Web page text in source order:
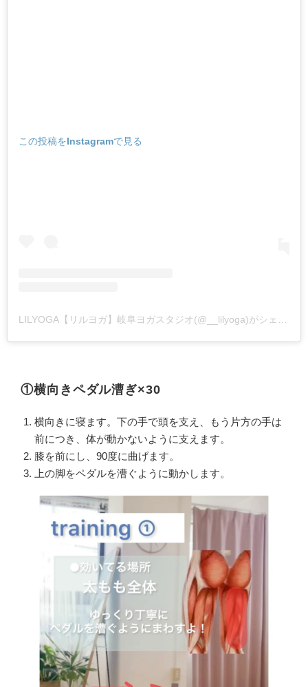
この投稿をInstagramで見る
LILYOGA【リルヨガ】岐阜ヨガスタジオ(@__lilyoga)がシェアした投稿
①横向きペダル漕ぎ×30
横向きに寝ます。下の手で頭を支え、もう片方の手は
前につき、体が動かないように支えます。
膝を前にし、90度に曲げます。
上の脚をペダルを漕ぐように動かします。